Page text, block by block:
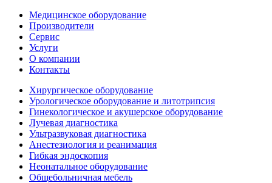
Медицинское оборудование
Производители
Сервис
Услуги
О компании
Контакты
Хирургическое оборудование
Урологическое оборудование и литотрипсия
Гинекологическое и акушерское оборудование
Лучевая диагностика
Ультразвуковая диагностика
Анестезиология и реанимация
Гибкая эндоскопия
Неонатальное оборудование
Общебольничная мебель